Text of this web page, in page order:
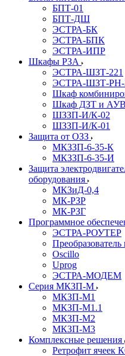
БПТ-01
БПТ-ДШ
ЭСТРА-БК
ЭСТРА-БПК
ЭСТРА-ИПР
Шкафы РЗА
ЭСТРА-ШЗТ-221
ЭСТРА-ШЗТ-РН-
Шкаф
Шкаф ДЗТ и АУВ
ШЗЗП-И/К-02
ШЗЗП-И/К-01
Защита от ОЗЗ
МКЗЗП-6-35-К
МКЗЗП-6-35-И
Защита
оборудования
МКЗиД-0,4
МК-РЗР
МК-РЗГ
Программное
ЭСТРА-РОУТЕР
Oscillo
Uprog
ЭСТРА-МОДЕМ
Серия МКЗП-М
МКЗП-М1
МКЗП-М1.1
МКЗП-М2
МКЗП-М3
Комплексные решения
Ретрофит ячеек